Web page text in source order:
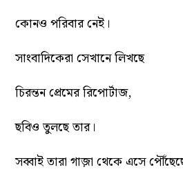
কোনও পরিবার নেই।
সাংবাদিকেরা সেখানে লিখছে
চিরন্তন প্রেমের রিপোর্টাজ,
ছবিও তুলছে তার।
সব্বাই তারা গাজ়া থেকে এসে